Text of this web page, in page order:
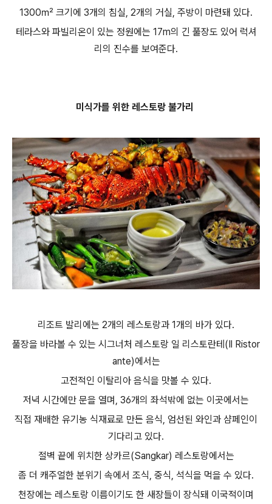
1300㎡ 크기에 3개의 침실, 2개의 거실, 주방이 마련돼 있다.
테라스와 파빌리온이 있는 정원에는 17m의 긴 풀장도 있어 럭셔
리의 진수를 보여준다.
미식가를 위한 레스토랑 불가리
리조트 발리에는 2개의 레스토랑과 1개의 바가 있다.
풀장을 바라볼 수 있는 시그너처 레스토랑 일 리스토란테(Il Ristor
ante)에서는
고전적인 이탈리아 음식을 맛볼 수 있다.
저녁 시간에만 문을 열며, 36개의 좌석밖에 없는 이곳에서는
직접 재배한 유기농 식재료로 만든 음식, 엄선된 와인과 샴페인이
기다리고 있다.
절벽 끝에 위치한 상카르(Sangkar) 레스토랑에서는
좀 더 캐주얼한 분위기 속에서 조식, 중식, 석식을 먹을 수 있다.
천장에는 레스토랑 이름이기도 한 새장들이 장식돼 이국적이며